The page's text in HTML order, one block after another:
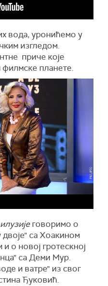
вода, уронићемо у
изгледом.
приче које
планете.
говоримо о
са Хоакином
о новој гротескној
са Деми Мур.
и ватре" из свог
Ђуковић.